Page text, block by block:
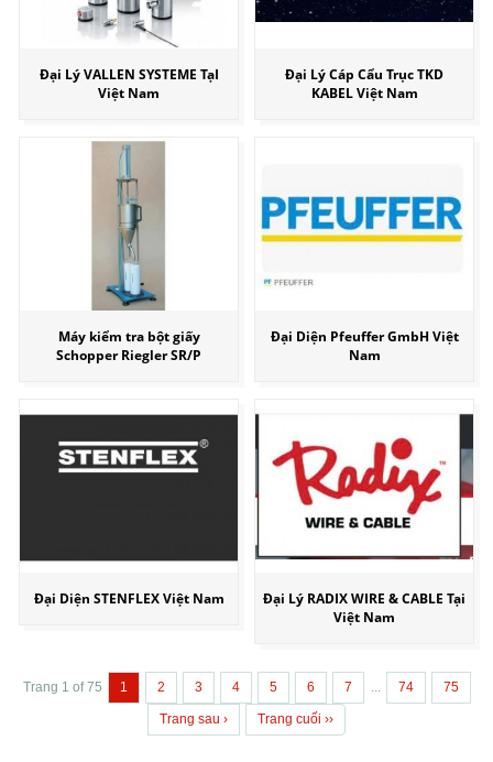
Đại Lý VALLEN SYSTEME TạI
Việt Nam
Đại Lý Cáp Cẩu Trục TKD
KABEL Việt Nam
Máy kiểm tra bột giấy
Schopper Riegler SR/P
Đại Diện Pfeuffer GmbH Việt
Nam
Đại Diện STENFLEX Việt Nam
Đại Lý RADIX WIRE & CABLE Tại
Việt Nam
Trang 1 of 75 1 2 3 4 5 6 7 ... 74 75
Trang sau › Trang cuối ››